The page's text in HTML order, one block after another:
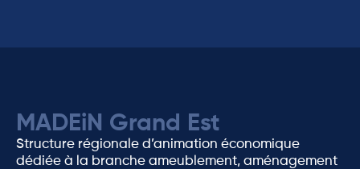
MADEiN Grand Est
Structure régionale d’animation économique
dédiée à la branche ameublement, aménagement